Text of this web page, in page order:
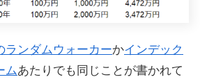
ランダムウォーカーかインデック
ムあたりでも同じことが書かれて